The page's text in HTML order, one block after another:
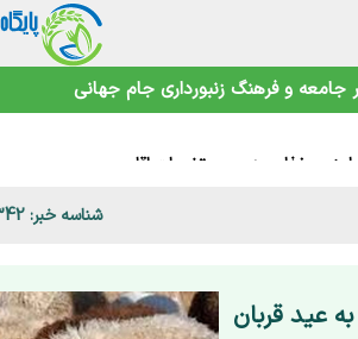
جامعه و فرهنگ زنبورداری جام جهانی
غذایی در عصر تغییرات اقلیمی
شناسه خبر: 55342